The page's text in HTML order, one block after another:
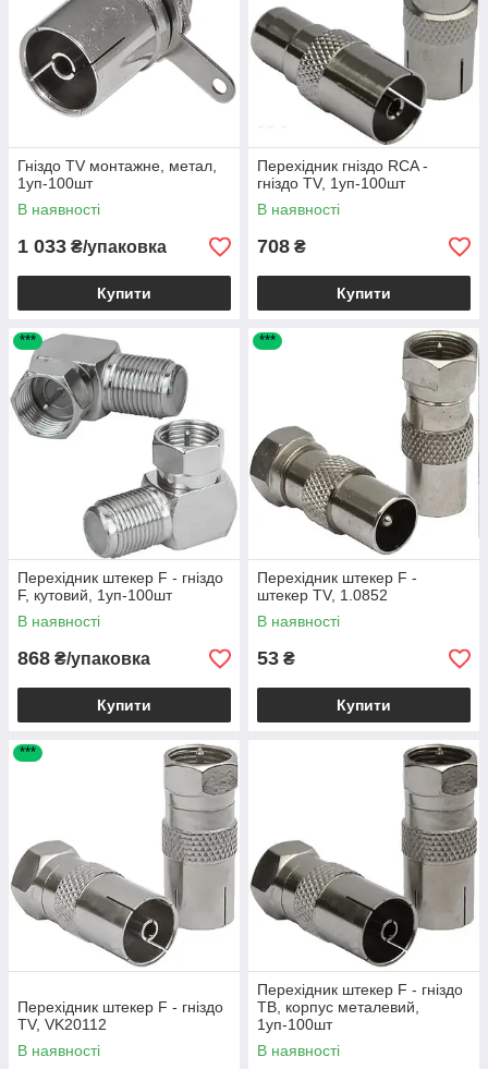
Гніздо TV монтажне, метал,
1уп-100шт
В наявності
1 033 ₴/упаковка
Купити
Перехідник гніздо RCA -
гніздо TV, 1уп-100шт
В наявності
708 ₴
Купити
***
Перехідник штекер F - гніздо
F, кутовий, 1уп-100шт
В наявності
868 ₴/упаковка
Купити
***
Перехідник штекер F -
штекер TV, 1.0852
В наявності
53 ₴
Купити
***
Перехідник штекер F - гніздо
TV, VK20112
В наявності
Перехідник штекер F - гніздо
ТВ, корпус металевий,
1уп-100шт
В наявності